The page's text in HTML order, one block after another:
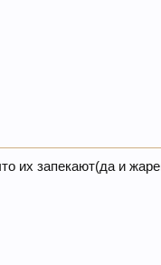
их запекают(да и